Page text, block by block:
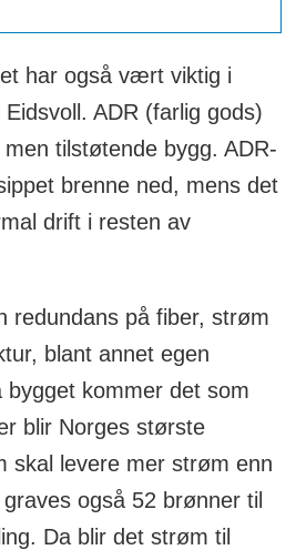
har også vært viktig i
ADR (farlig gods)
tilstøtende bygg. ADR-
brenne ned, mens det
drift i resten av
redundans på fiber, strøm
blant annet egen
kommer det som
blir Norges største
skal levere mer strøm enn
også 52 brønner til
Da blir det strøm til